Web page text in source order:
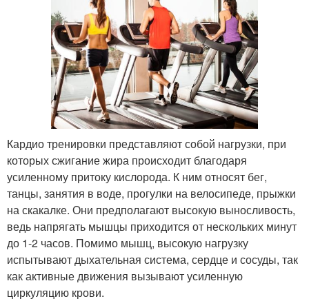
Кардио тренировки представляют собой нагрузки, при
которых сжигание жира происходит благодаря
усиленному притоку кислорода. К ним относят бег,
танцы, занятия в воде, прогулки на велосипеде, прыжки
на скакалке. Они предполагают высокую выносливость,
ведь напрягать мышцы приходится от нескольких минут
до 1-2 часов. Помимо мышц, высокую нагрузку
испытывают дыхательная система, сердце и сосуды, так
как активные движения вызывают усиленную
циркуляцию крови.